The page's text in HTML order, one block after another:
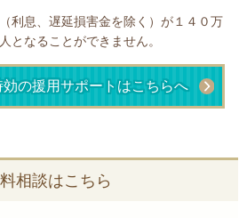
利息、遅延損害金を除く）が１４０万
となることができません。
の援用サポートはこちらへ
相談はこちら